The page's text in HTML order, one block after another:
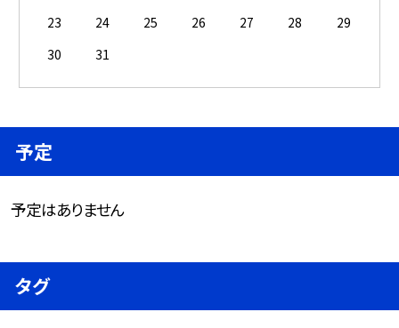
23
24 25 26 27 28
29
30
31
予定
予定はありません
タグ